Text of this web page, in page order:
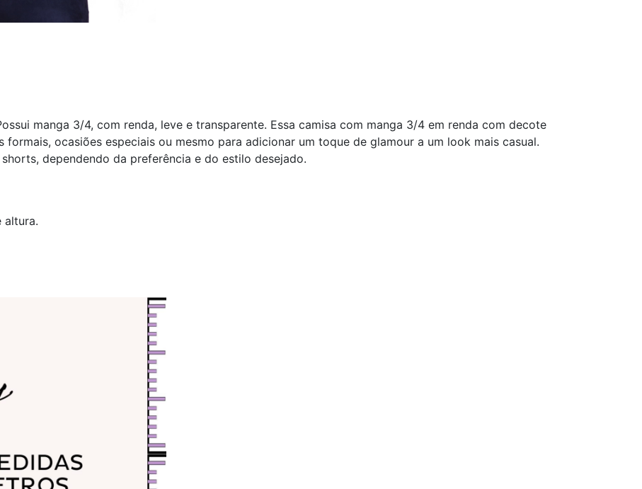
manga 3/4, com renda, leve e transparente. Essa camisa com manga 3/4 em renda com decote
formais, ocasiões especiais ou mesmo para adicionar um toque de glamour a um look mais casual.
dependendo da preferência e do estilo desejado.
altura.